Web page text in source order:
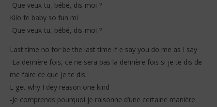
-Que veux-tu, bébé, dis-moi ?
Kilo fe baby so fun mi
-Que veux-tu, bébé, dis-moi ?
Last time no for be the last time if e say you do me as I say
-La dernière fois, ce ne sera pas la dernière fois si je te dis de
me faire ce que je te dis.
E get why I dey reason one kind
-Je comprends pourquoi je raisonne d’une certaine manière